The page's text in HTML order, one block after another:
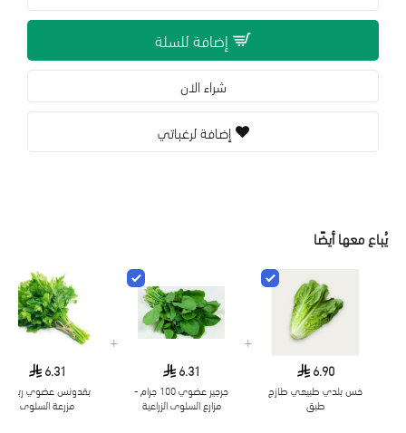
إضافة للسلة
شراء الان
إضافة لرغباتي
يُباع معها أيضًا
6.90
خس بلدي طبيعي طازج
طبق
+
6.31
جرجير عضوي 100 جرام -
مزارع السلوى الزراعية
+
6.31
بقدونس عضوي ربطة
مزرعة السلوى